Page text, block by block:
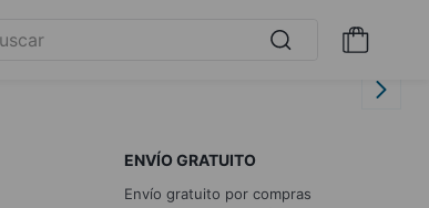
ENVÍO GRATUITO
Envío gratuito por compras